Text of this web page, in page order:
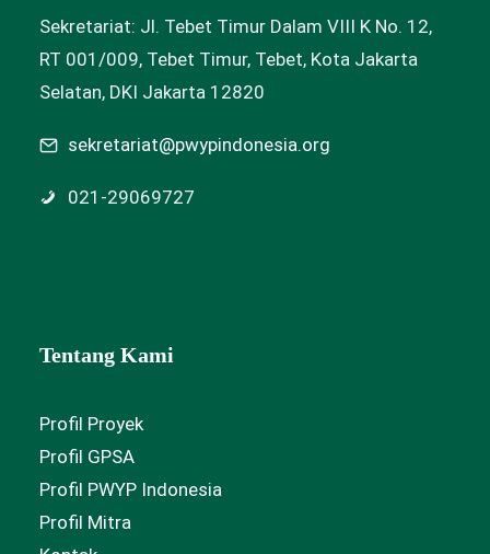
Sekretariat: Jl. Tebet Timur Dalam VIII K No. 12,
RT 001/009, Tebet Timur, Tebet, Kota Jakarta
Selatan, DKI Jakarta 12820
sekretariat@pwypindonesia.org
021-29069727
Tentang Kami
Profil Proyek
Profil GPSA
Profil PWYP Indonesia
Profil Mitra